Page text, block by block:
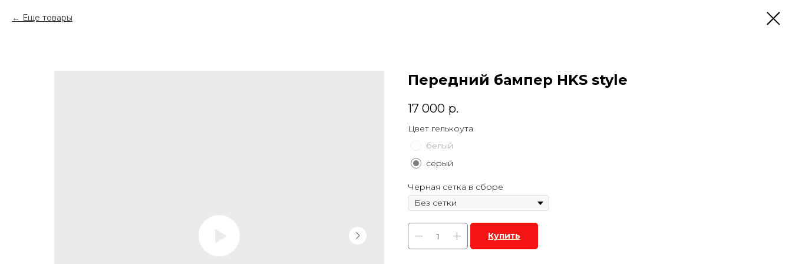
Еще товары
Передний бампер HKS style
17 000 р.
Цвет гелькоута
белый
серый
Черная сетка в сборе
Купить